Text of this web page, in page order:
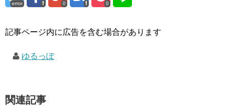
error 0 0
記事ページ内に広告を含む場合があります
ゆるっぽ
関連記事